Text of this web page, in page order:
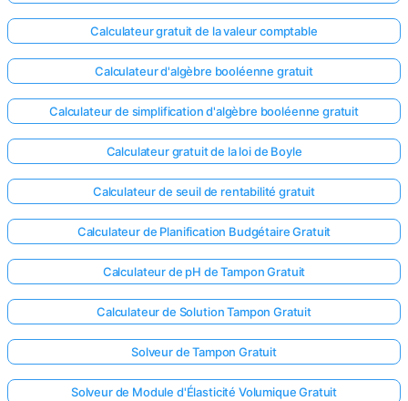
Calculateur gratuit de la valeur comptable
Calculateur d'algèbre booléenne gratuit
Calculateur de simplification d'algèbre booléenne gratuit
Calculateur gratuit de la loi de Boyle
Calculateur de seuil de rentabilité gratuit
Calculateur de Planification Budgétaire Gratuit
Calculateur de pH de Tampon Gratuit
Calculateur de Solution Tampon Gratuit
Solveur de Tampon Gratuit
Solveur de Module d'Élasticité Volumique Gratuit